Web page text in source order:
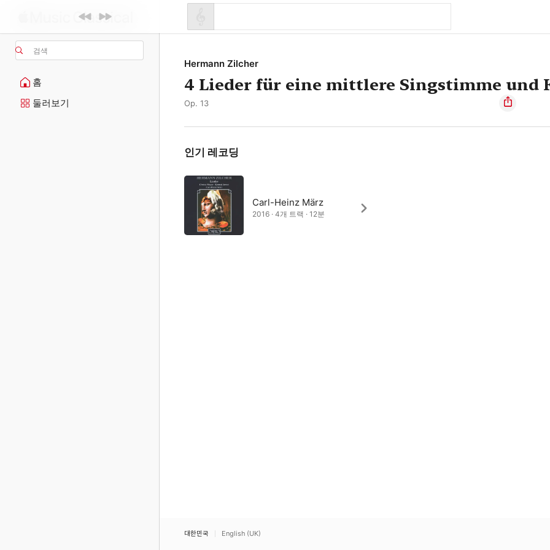
검색
홈
둘러보기
Hermann Zilcher
4 Lieder für eine mittlere Singstimme und
Op. 13
인기 레코딩
Carl-Heinz März
2016 · 4개 트랙 · 12분
대한민국 English (UK)